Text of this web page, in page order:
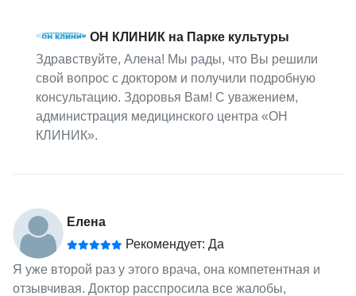
ОН КЛИНИК на Парке культуры
Здравствуйте, Алена! Мы рады, что Вы решили
свой вопрос с доктором и получили подробную
консультацию. Здоровья Вам! С уважением,
администрация медицинского центра «ОН
КЛИНИК».
Елена
Рекомендует: Да
Я уже второй раз у этого врача, она компетентная и
отзывчивая. Доктор расспросила все жалобы,